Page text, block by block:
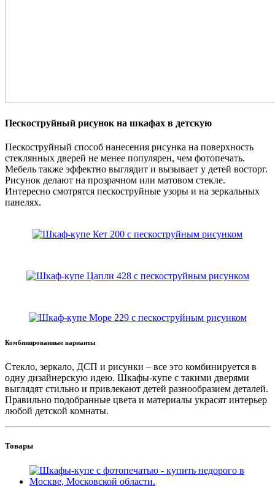
Пескоструйный рисунок на шкафах в детскую
Пескоструйный способ нанесения рисунка на поверхность
стеклянных дверей не менее популярен, чем фотопечать.
Мебель также эффектно выглядит и вызывает у детей восторг.
Рисунок делают на прозрачном или матовом стекле.
Интересно смотрятся пескоструйные узоры и на зеркальных
панелях.
Комбинированные варианты
Стекло, зеркало, ДСП и рисунки – все это комбинируется в
одну дизайнерскую идею. Шкафы-купе с такими дверями
выглядят стильно и привлекают детей разнообразием деталей.
Правильно подобранные цвета и материалы украсят интерьер
любой детской комнаты.
Товары